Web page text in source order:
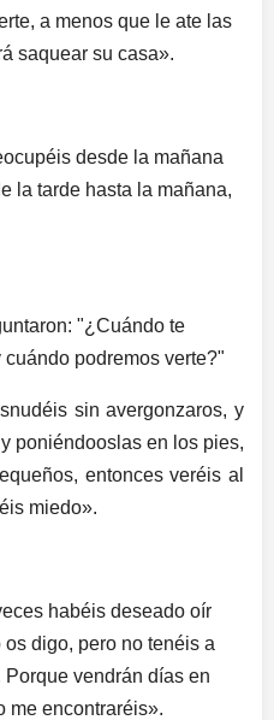
a menos que le ate las
saquear su casa».
desde la mañana
la tarde hasta la mañana,
"¿Cuándo te
podremos verte?"
sin avergonzaros, y
poniéndooslas en los pies,
entonces veréis al
miedo».
habéis deseado oír
digo, pero no tenéis a
vendrán días en
me encontraréis».